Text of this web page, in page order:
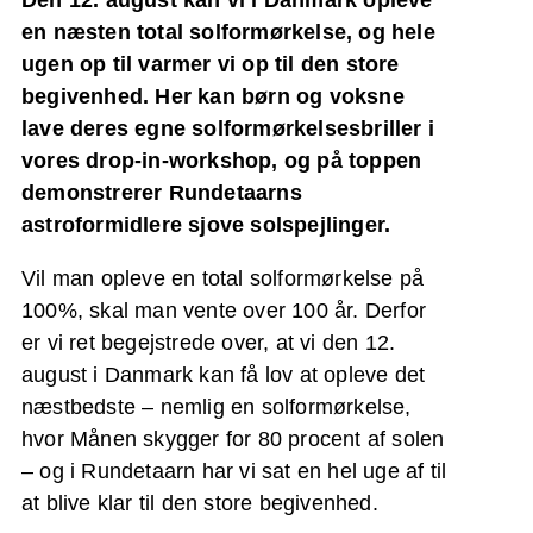
en næsten total solformørkelse, og hele
ugen op til varmer vi op til den store
begivenhed. Her kan børn og voksne
lave deres egne solformørkelsesbriller i
vores drop-in-workshop, og på toppen
demonstrerer Rundetaarns
astroformidlere sjove solspejlinger.
Vil man opleve en total solformørkelse på
100%, skal man vente over 100 år. Derfor
er vi ret begejstrede over, at vi den 12.
august i Danmark kan få lov at opleve det
næstbedste – nemlig en solformørkelse,
hvor Månen skygger for 80 procent af solen
– og i Rundetaarn har vi sat en hel uge af til
at blive klar til den store begivenhed.